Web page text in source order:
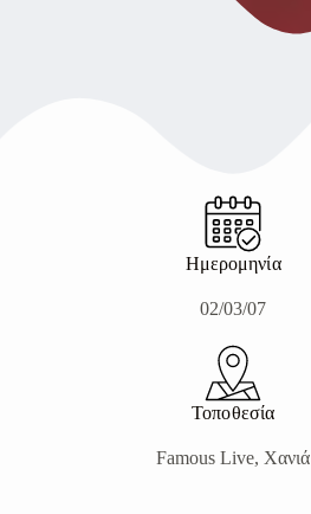
Ημερομηνία
02/03/07
Τοποθεσία
Famous Live, Χανιά